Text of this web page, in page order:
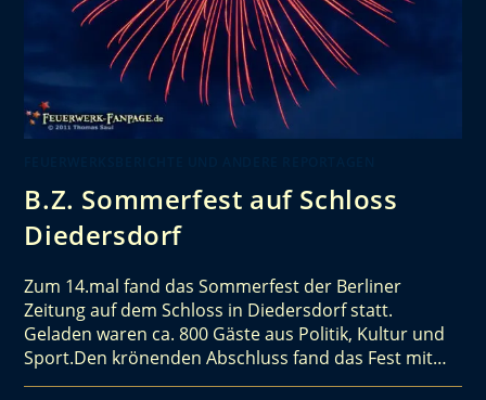
B.Z. Sommerfest auf Schloss
Diedersdorf
Zum 14.mal fand das Sommerfest der Berliner
Zeitung auf dem Schloss in Diedersdorf statt.
Geladen waren ca. 800 Gäste aus Politik, Kultur und
Sport.Den krönenden Abschluss fand das Fest mit…